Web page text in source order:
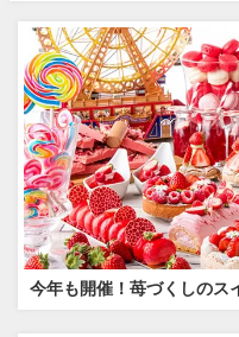
今年も開催！苺づくしのス